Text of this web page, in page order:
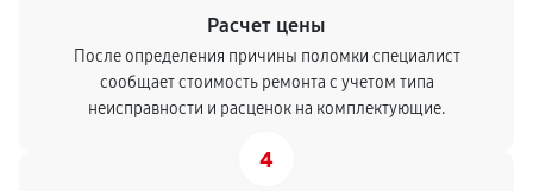
Расчет цены
После определения причины поломки специалист
сообщает стоимость ремонта с учетом типа
неисправности и расценок на комплектующие.
4